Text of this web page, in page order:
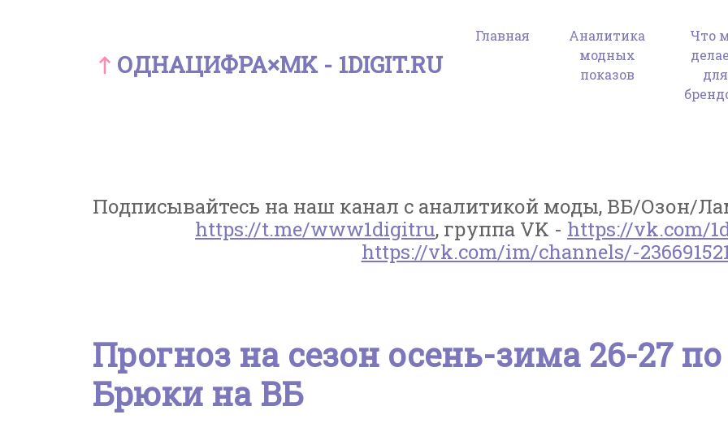
ОДНАЦИФРА×MK - 1DIGIT.RU
Главная
Аналитика
модных
показов
Что
для
Подписывайтесь на наш канал с аналитикой моды, ВБ/Озон/
https://t.me/www1digitru, группа VK - https://vk.com/
https://vk.com/im/channels/-
Прогноз на сезон осень-зима 26-27
Брюки на ВБ